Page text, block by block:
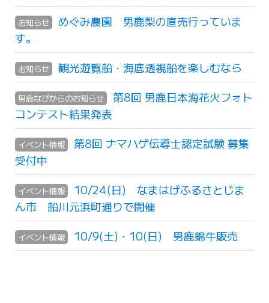
お知らせ
めぐみ農園 男鹿梨の直売行っていま
す。
お知らせ 観光遊覧船・海底透視船を楽しむなら
男鹿なびからのお知らせ
第8回 男鹿日本海花火フォト
コンテスト結果発表
イベント情報
第8回 ナマハゲ伝導士認定試験 募集
受付中
イベント情報
10/24(日) なまはげふるさとじま
ん市 船川元浜町通りで開催
イベント情報 10/9(土)・10(日) 男鹿錦牛販売